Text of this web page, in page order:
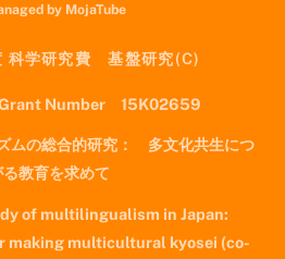
by MojaTube
科学研究費 基盤研究(C)
Grant Number 15K02659
ムの総合的研究： 多文化共生につ
教育を求めて
of multilingualism in Japan:
making multicultural kyosei (co-